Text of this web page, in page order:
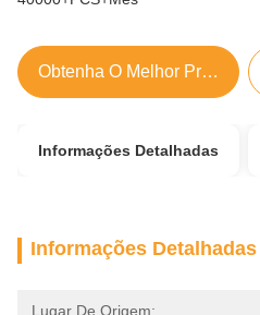
Obtenha O Melhor Preço
Informações Detalhadas
Informações Detalhadas
Lugar De Origem: